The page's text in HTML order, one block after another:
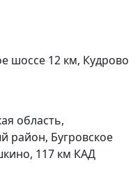
шоссе 12 км, Кудрово
область,
район, Бугровское
117 км КАД